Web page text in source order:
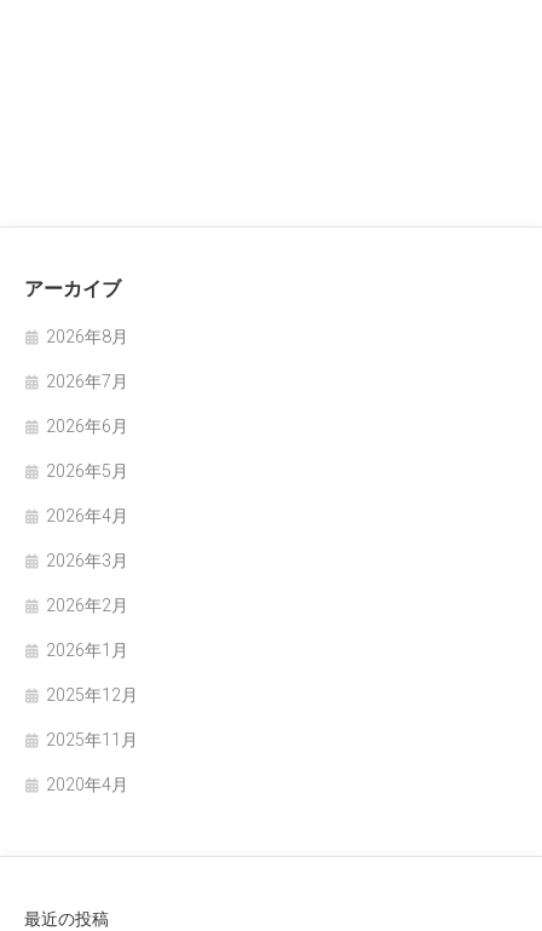
アーカイブ
2026年8月
2026年7月
2026年6月
2026年5月
2026年4月
2026年3月
2026年2月
2026年1月
2025年12月
2025年11月
2020年4月
最近の投稿